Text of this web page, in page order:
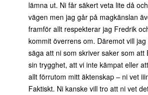
lämna ut. Ni får säkert veta lite då
vägen men jag går på magkänslan
framför allt respekterar jag Fredrik
kommit överrens om. Däremot vill
säga att ni som skriver saker som att
sin trygghet, att vi inte kämpat eller
allt förrutom mitt äktenskap – ni vet
Faktiskt. Ni kanske vill tro att ni vet